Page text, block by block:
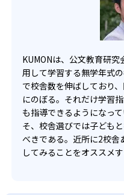
KUMONは、公文教育研
用して学習する無学年式
で校舎数を伸ばしており
にのぼる。それだけ学習
も指導できるようになっ
そ、校舎選びでは子ども
べきである。近所に2校舎
してみることをオススメす